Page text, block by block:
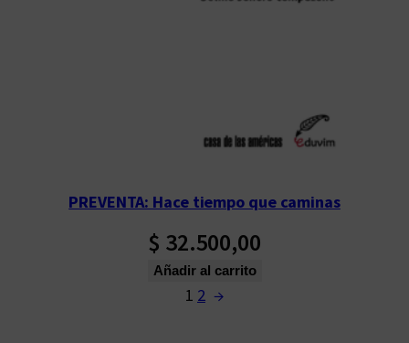
PREVENTA: Hace tiempo que caminas
$ 32.500,00
Añadir al carrito
1 2 →